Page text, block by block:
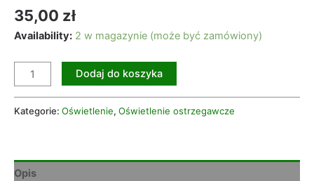
35,00 zł
Availability: 2 w magazynie (może być zamówiony)
Dodaj do koszyka
Kategorie: Oświetlenie, Oświetlenie ostrzegawcze
Opis